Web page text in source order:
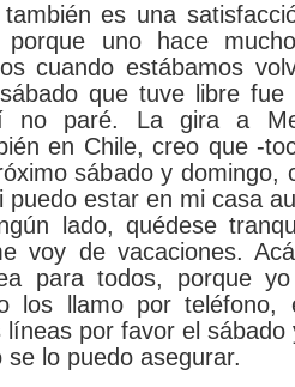
es una
porque uno hace
cuando estábamos
que tuve libre fue
no paré. La gira a
en Chile, creo que -
sábado y domingo,
puedo estar en mi casa
lado, quédese
voy de vacaciones.
para todos, porque
los llamo por teléfono,
por favor el sábado
lo puedo asegurar.